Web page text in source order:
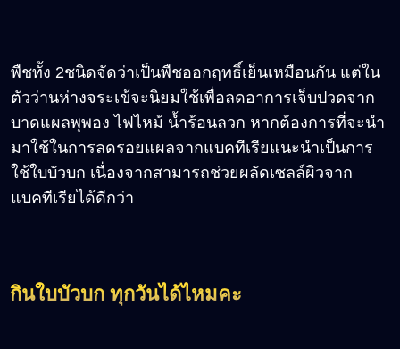
พืชทั้ง 2ชนิดจัดว่าเป็นพืชออกฤทธิ์เย็นเหมือนกัน แต่ใน
ตัวว่านห่างจระเข้จะนิยมใช้เพื่อลดอาการเจ็บปวดจาก
บาดแผลพุพอง ไฟไหม้ น้ำร้อนลวก หากต้องการที่จะนำ
มาใช้ในการลดรอยแผลจากแบคทีเรียแนะนำเป็นการ
ใช้ใบบัวบก เนื่องจากสามารถช่วยผลัดเซลล์ผิวจาก
แบคทีเรียได้ดีกว่า
กินใบบัวบก ทุกวันได้ไหมคะ